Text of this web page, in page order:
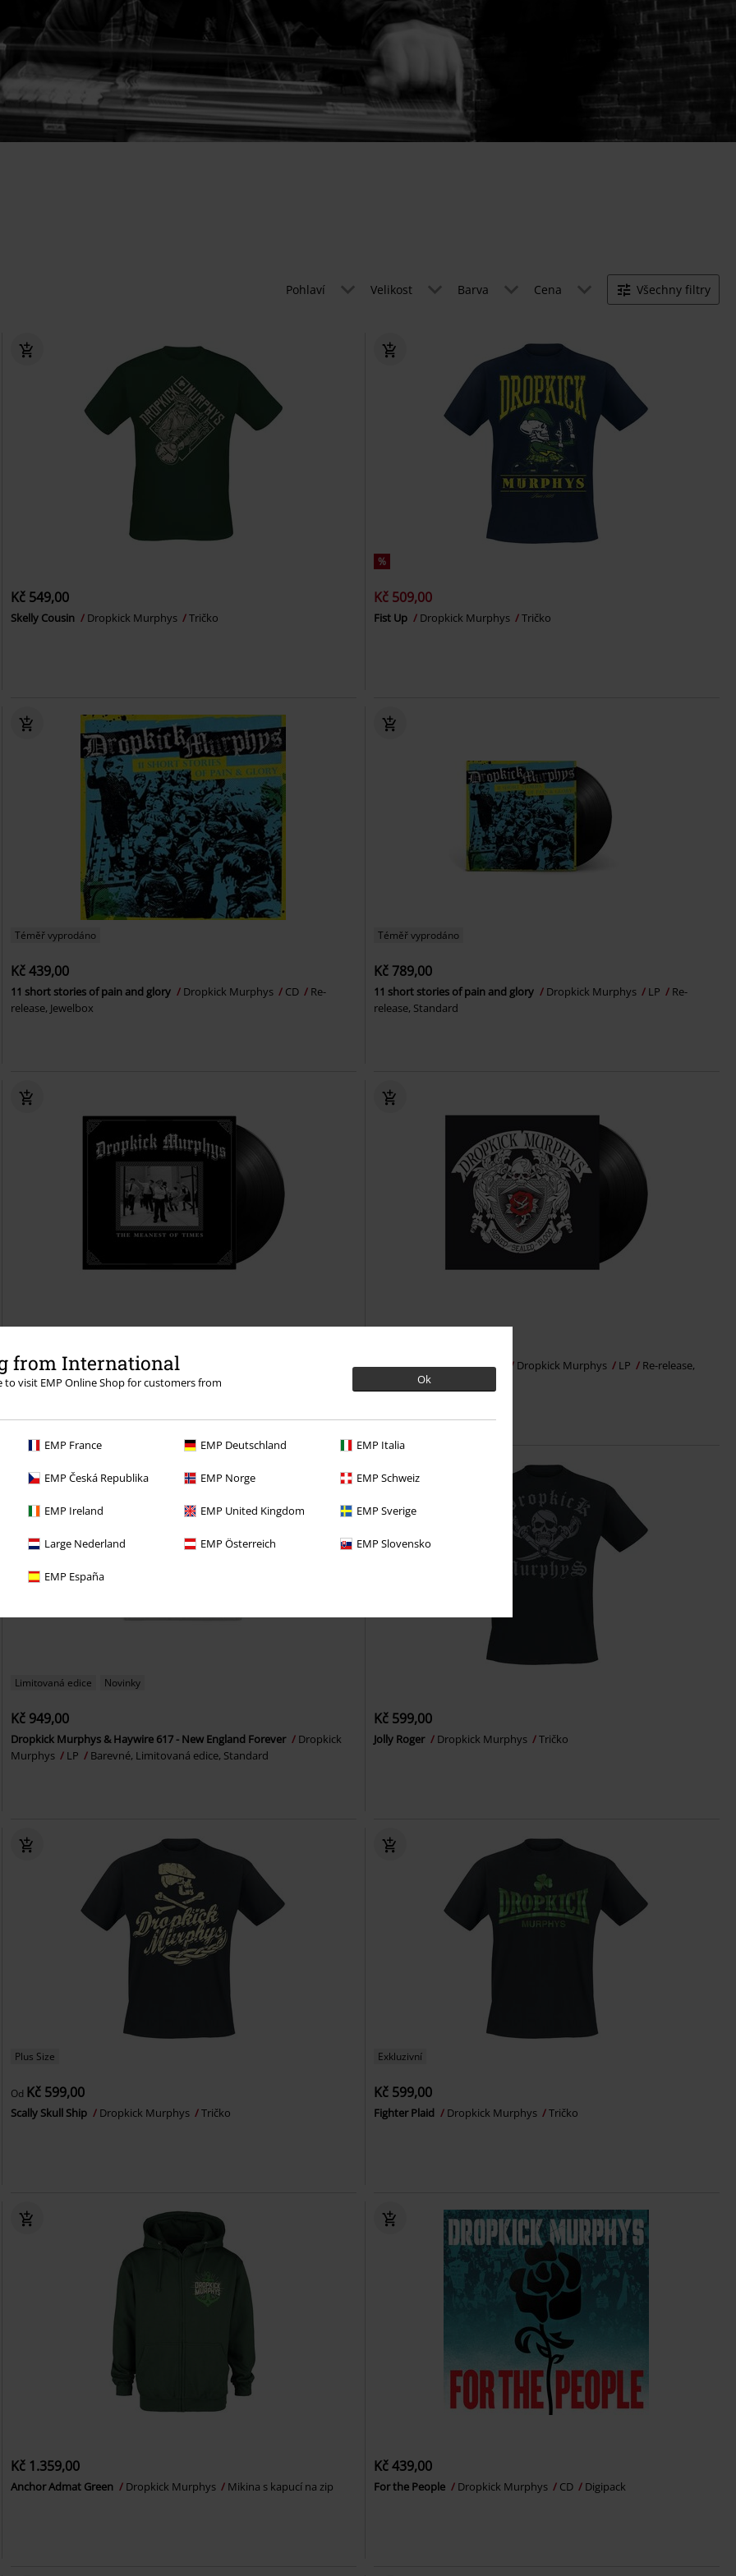
from International
to visit EMP Online Shop for customers from
Ok
EMP France EMP Deutschland EMP Italia
EMP Česká Republika EMP Norge EMP Schweiz
EMP Ireland EMP United Kingdom EMP Sverige
Large Nederland EMP Österreich EMP Slovensko
EMP España
Pohlaví Velikost Barva Cena Všechny filtry
Kč 549,00
Skelly Cousin Dropkick Murphys Tričko
%
Kč 509,00
Fist Up Dropkick Murphys Tričko
Téměř vyprodáno
Kč 439,00
11 short stories of pain and glory Dropkick Murphys CD
Re-
release, Jewelbox
Téměř vyprodáno
Kč 789,00
11 short stories of pain and glory Dropkick Murphys LP
Re-
release, Standard
The meanest of times Dropkick Murphys Re-release, Standard Signed and sealed in blood Dropkick Murphys LP
Re-release,
Standard
Limitovaná edice Novinky
Kč 949,00
Dropkick Murphys & Haywire 617 - New England Forever
Dropkick
Murphys
LP Barevné, Limitovaná edice, Standard
Kč 599,00
Jolly Roger Dropkick Murphys Tričko
Plus Size
Od Kč 599,00
Scally Skull Ship Dropkick Murphys Tričko
Exkluzivní
Kč 599,00
Fighter Plaid Dropkick Murphys Tričko
Kč 1.359,00
Anchor Admat Green Dropkick Murphys Mikina s kapucí na zip
Kč 439,00
For the People Dropkick Murphys CD Digipack